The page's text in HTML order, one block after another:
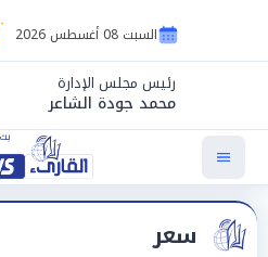
السبت 08 أغسطس 2026
رئيس مجلس الإدارة
محمد جودة الشاعر
سعر